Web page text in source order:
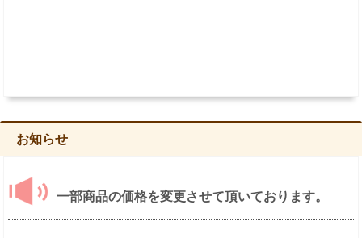
お知らせ
一部商品の価格を変更させて頂いております。